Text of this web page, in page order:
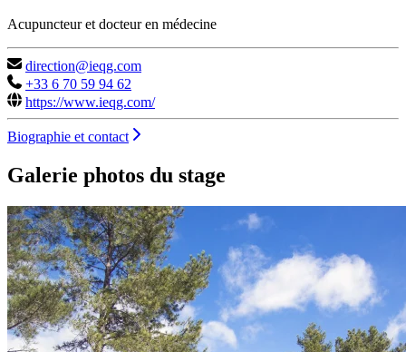
Acupuncteur et docteur en médecine
direction@ieqg.com
+33 6 70 59 94 62
https://www.ieqg.com/
Biographie et contact
Galerie photos du stage